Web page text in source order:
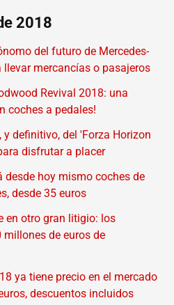
2018
del futuro de Mercedes-
llevar mercancías o pasajeros
Revival 2018: una
coches a pedales!
definitivo, del 'Forza Horizon
disfrutar a placer
desde hoy mismo coches de
desde 35 euros
en otro gran litigio: los
de euros de
ya tiene precio en el mercado
descuentos incluidos